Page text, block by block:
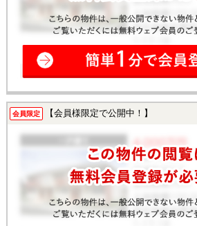
会員限定 【会員様限定で公開中！】